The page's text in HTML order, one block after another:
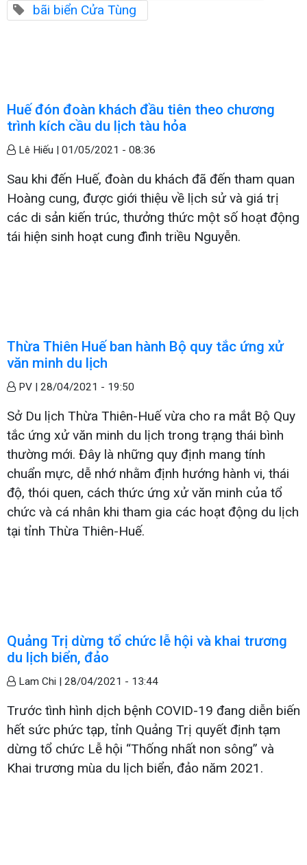
bãi biển Cửa Tùng
Huế đón đoàn khách đầu tiên theo chương
trình kích cầu du lịch tàu hỏa
Lê Hiếu | 01/05/2021 - 08:36
Sau khi đến Huế, đoàn du khách đã đến tham quan
Hoàng cung, được giới thiệu về lịch sử và giá trị
các di sản kiến trúc, thưởng thức một số hoạt động
tái hiện sinh hoạt cung đình triều Nguyễn.
Thừa Thiên Huế ban hành Bộ quy tắc ứng xử
văn minh du lịch
PV | 28/04/2021 - 19:50
Sở Du lịch Thừa Thiên-Huế vừa cho ra mắt Bộ Quy
tắc ứng xử văn minh du lịch trong trạng thái bình
thường mới. Đây là những quy định mang tính
chuẩn mực, dễ nhớ nhằm định hướng hành vi, thái
độ, thói quen, cách thức ứng xử văn minh của tổ
chức và cá nhân khi tham gia các hoạt động du lịch
tại tỉnh Thừa Thiên-Huế.
Quảng Trị dừng tổ chức lễ hội và khai trương
du lịch biển, đảo
Lam Chi | 28/04/2021 - 13:44
Trước tình hình dịch bệnh COVID-19 đang diễn biến
hết sức phức tạp, tỉnh Quảng Trị quyết định tạm
dừng tổ chức Lễ hội “Thống nhất non sông” và
Khai trương mùa du lịch biển, đảo năm 2021.